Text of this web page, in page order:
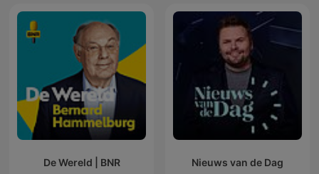
De Wereld | BNR Nieuws van de Dag